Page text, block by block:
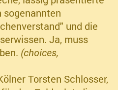
sogenannten
und die
Ja, muss
(choices,
Torsten Schlosser,